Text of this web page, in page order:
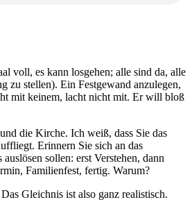
voll, es kann losgehen; alle sind da, alle
zu stellen). Ein Festgewand anzulegen,
mit keinem, lacht nicht mit. Er will bloß
die Kirche. Ich weiß, dass Sie das
Erinnern Sie sich an das
sollen: erst Verstehen, dann
Familienfest, fertig. Warum?
Gleichnis ist also ganz realistisch.